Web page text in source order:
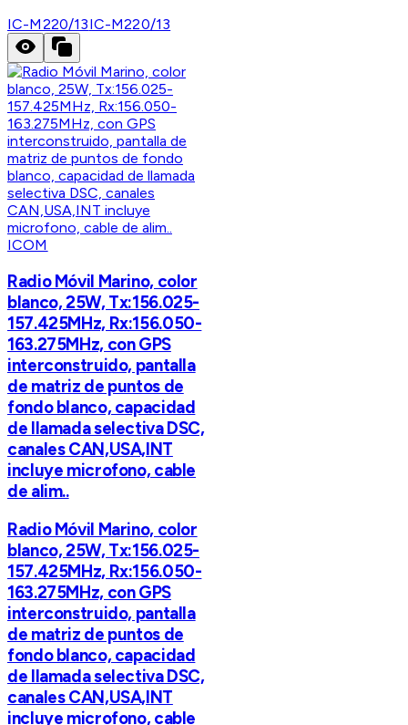
IC-M220/13IC-M220/13
ICOM
Radio Móvil Marino, color
blanco, 25W, Tx:156.025-
157.425MHz, Rx:156.050-
163.275MHz, con GPS
interconstruido, pantalla
de matriz de puntos de
fondo blanco, capacidad
de llamada selectiva DSC,
canales CAN,USA,INT
incluye microfono, cable
de alim..
Radio Móvil Marino, color
blanco, 25W, Tx:156.025-
157.425MHz, Rx:156.050-
163.275MHz, con GPS
interconstruido, pantalla
de matriz de puntos de
fondo blanco, capacidad
de llamada selectiva DSC,
canales CAN,USA,INT
incluye microfono, cable